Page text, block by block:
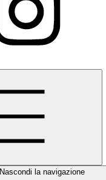
Nascondi la navigazione